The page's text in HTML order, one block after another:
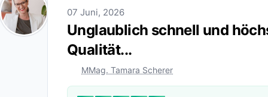
07 Juni, 2026
Unglaublich schnell und
Qualität...
MMag. Tamara Scherer